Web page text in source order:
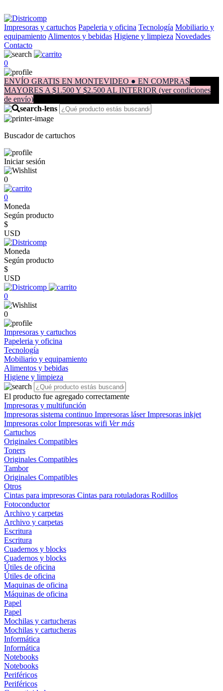
Impresoras y cartuchos Papeleria y oficina Tecnología Mobiliario y
equipamiento Alimentos y bebidas Higiene y limpieza Novedades
Contacto
0
ENVÍO GRATIS EN MONTEVIDEO ● EN COMPRAS
MAYORES A $1.500 Y $2.500 AL INTERIOR (ver condiciones
de envío)
Buscador de cartuchos
Iniciar sesión
0
0
Moneda
Según producto
$
USD
Moneda
Según producto
$
USD
0
0
Impresoras y cartuchos
Papeleria y oficina
Tecnología
Mobiliario y equipamiento
Alimentos y bebidas
Higiene y limpieza
El producto fue agregado correctamente
Impresoras y multifunción
Impresoras sistema continuo Impresoras láserImpresoras inkjet
Impresoras colorImpresoras wifi Ver más
Cartuchos
Originales Compatibles
Toners
Originales Compatibles
Tambor
Originales Compatibles
Otros
Cintas para impresoras Cintas para rotuladoras Rodillos
Fotoconductor
Archivo y carpetas
Archivo y carpetas
Escritura
Escritura
Cuadernos y blocks
Cuadernos y blocks
Útiles de oficina
Útiles de oficina
Maquinas de oficina
Máquinas de oficina
Papel
Papel
Mochilas y cartucheras
Mochilas y cartucheras
Informática
Informática
Notebooks
Notebooks
Periféricos
Periféricos